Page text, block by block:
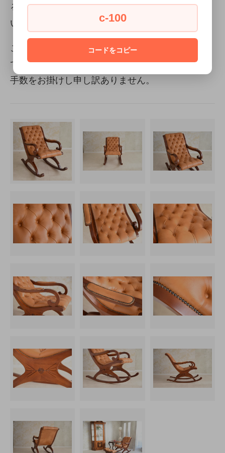
る、またはシステム上やむ終えず同時購入できな
い商品がカートに入っているものと思われます。
このメッセージが表示された場合は、大変お手数
ですが別々にご購入いただければと思います。お
手数をお掛けし申し訳ありません。
c-100
コードをコピー